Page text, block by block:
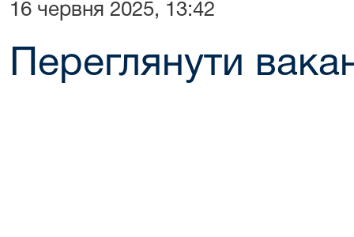
16 червня 2025, 13:42
Переглянути